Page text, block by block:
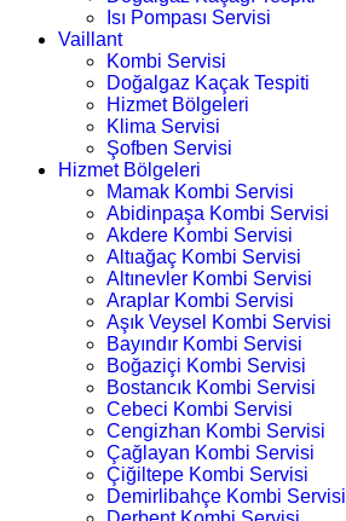
Isı Pompası Servisi
Vaillant
Kombi Servisi
Doğalgaz Kaçak Tespiti
Hizmet Bölgeleri
Klima Servisi
Şofben Servisi
Hizmet Bölgeleri
Mamak Kombi Servisi
Abidinpaşa Kombi Servisi
Akdere Kombi Servisi
Altıağaç Kombi Servisi
Altınevler Kombi Servisi
Araplar Kombi Servisi
Aşık Veysel Kombi Servisi
Bayındır Kombi Servisi
Boğaziçi Kombi Servisi
Bostancık Kombi Servisi
Cebeci Kombi Servisi
Cengizhan Kombi Servisi
Çağlayan Kombi Servisi
Çiğiltepe Kombi Servisi
Demirlibahçe Kombi Servisi